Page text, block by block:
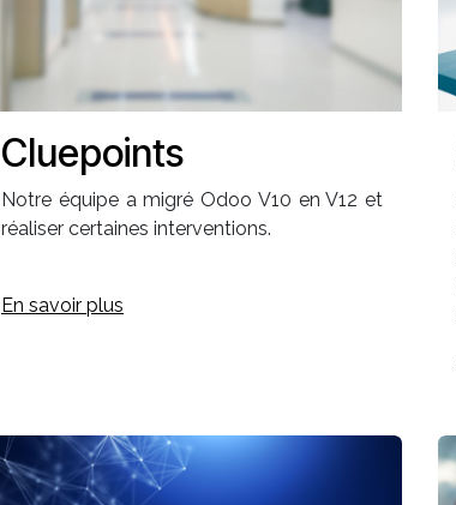
Cluepoints
Notre équipe a migré Odoo V10 en V12 et
réaliser certaines interventions.
En savoir plus